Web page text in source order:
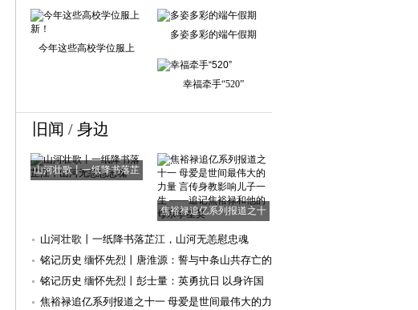
祝回归祖国25周
今年这些高校学位服上
多姿多彩的端午假期
幸福牵手“520”
旧闻 / 身边
山河壮歌丨一纸降书落芷
焦裕禄追亿系列报道之十
山河壮歌丨一纸降书落芷江，山河无恙慰忠魂
铭记历史 缅怀先烈丨唐淮源：誓与中条山共存亡的
抗日英烈
铭记历史 缅怀先烈丨彭士量：英勇抗日 以身许国
焦裕禄追亿系列报道之十一 母爱是世间最伟大的力